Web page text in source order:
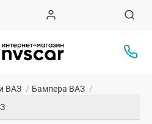
ВАЗ / Бампера ВАЗ /